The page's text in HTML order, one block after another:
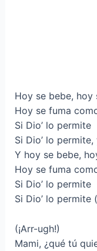
Hoy se bebe, hoy
Hoy se fuma
Si Dio’ lo permite
Si Dio’ lo
Y hoy se bebe,
Hoy se fuma
Si Dio’ lo permite
Si Dio’ lo
(¡Arr-ugh!)
Mami, ¿qué tú